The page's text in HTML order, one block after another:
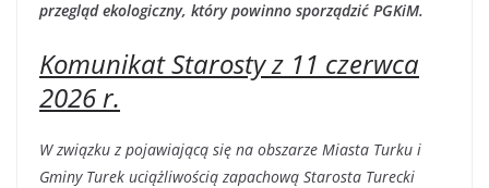
przegląd ekologiczny, który powinno sporządzić PGKiM.
Komunikat Starosty z 11 czerwca
2026 r.
W związku z pojawiającą się na obszarze Miasta Turku i
Gminy Turek uciążliwością zapachową Starosta Turecki